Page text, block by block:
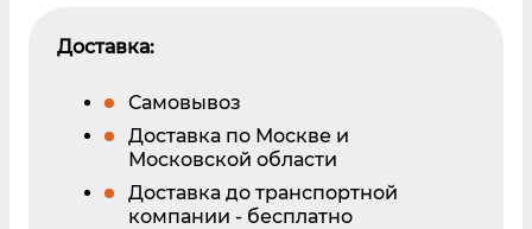
Доставка:
Самовывоз
Доставка по Москве и
Московской области
Доставка до транспортной
компании - бесплатно